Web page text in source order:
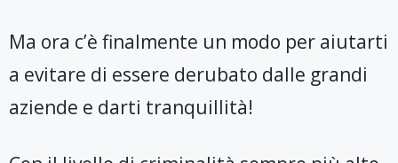
Ma ora c’è finalmente un modo per aiutarti
a evitare di essere derubato dalle grandi
aziende e darti tranquillità!